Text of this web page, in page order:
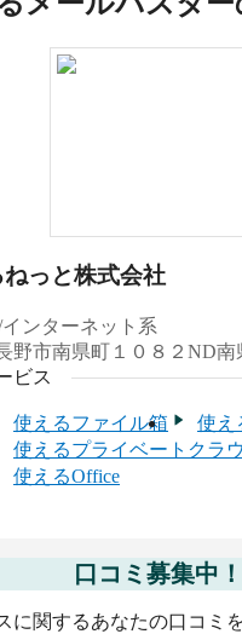
金融/保険系
2025 下半期 BOXIL資料
ルセキュリティ対策サー
っと株式会社
ンターネット系
野市南県町１０８２ND南
ビス
使えるファイル箱
使え
使えるプライベートクラ
使えるOffice
口コミ募集中！
に関するあなたの口コミ